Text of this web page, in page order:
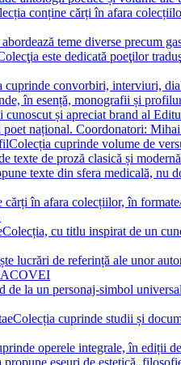
conține cărți în afara
teme diverse precum
este dedicată poeţilor
cuprinde convorbiri, interviuri,
în esență, monografii și
cunoscut și apreciat brand al
poet național. Coordonatori:
Colecția cuprinde volume de
texte de proză clasică și
texte din sfera medicală, nu
cărți în afara colecțiilor, în
Colecția, cu titlu inspirat de un
lucrări de referință ale unor
de la un personaj-simbol
Colecția cuprinde studii și
operele integrale, în ediții
propune eseuri de estetică,